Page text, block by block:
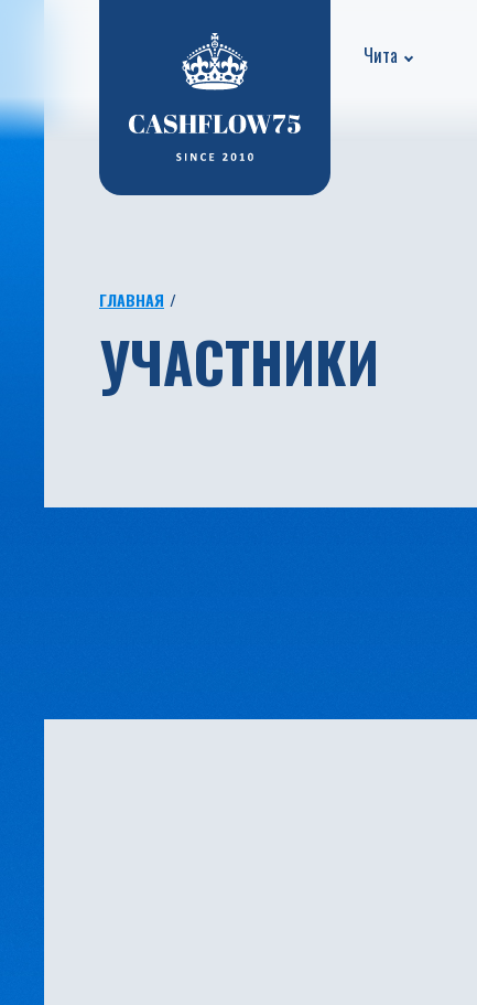
Чита
ГЛАВНАЯ
УЧАСТНИКИ